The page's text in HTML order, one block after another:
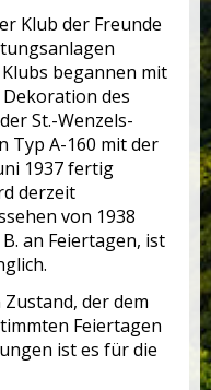
Klub der Freunde
begannen mit
des
St.-Wenzels-
Typ A-160 mit der
1937 fertig
derzeit
von 1938
an Feiertagen, ist
der dem
Feiertagen
ist es für die